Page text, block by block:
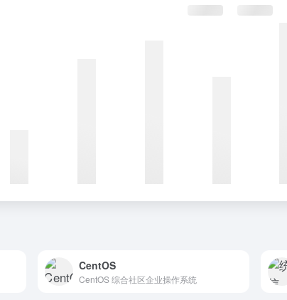
CentOS
CentOS 综合社区企业操作系统